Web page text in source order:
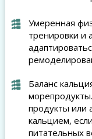
Умеренная
тренировки и
Баланс
продукты или
кальцием,
питательных